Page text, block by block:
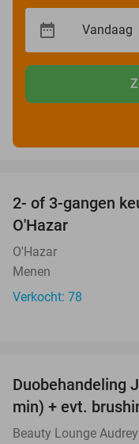
2- of 3-gangen
O'Hazar
O'Hazar
Menen
Verkocht: 78
Duobehandeling
min) + evt.
Beauty Lounge